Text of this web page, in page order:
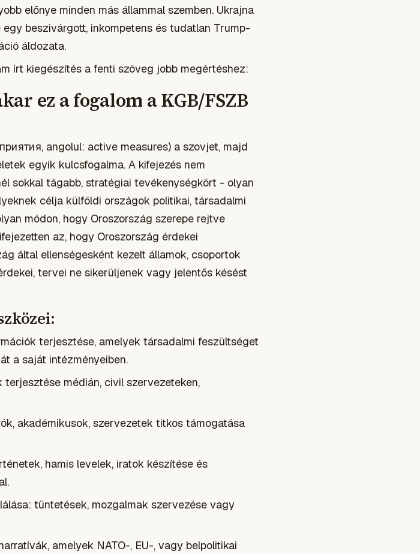
előnye minden más állammal szemben. Ukrajna
beszivárgott, inkompetens és tudatlan Trump-
áldozata.
írt kiegészítés a fenti szöveg jobb megértéshez:
ez a fogalom a KGB/FSZB
angolul: active measures) a szovjet, majd
egyik kulcsfogalma. A kifejezés nem
sokkal tágabb, stratégiai tevékenységkört - olyan
célja külföldi országok politikai, társadalmi
módon, hogy Oroszország szerepe rejtve
az, hogy Oroszország érdekei
által ellenségesként kezelt államok, csoportok
tervei ne sikerüljenek vagy jelentős késést
terjesztése, amelyek társadalmi feszültséget
a saját intézményeiben.
médián, civil szervezeteken,
akadémikusok, szervezetek titkos támogatása
hamis levelek, iratok készítése és
tüntetések, mozgalmak szervezése vagy
amelyek NATO-, EU-, vagy belpolitikai